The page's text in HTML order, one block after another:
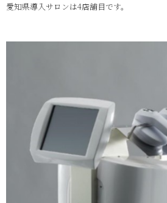
愛知県導入サロンは4店舗目です。